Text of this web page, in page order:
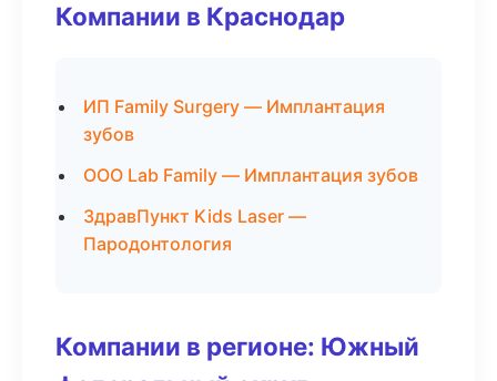
Компании в Краснодар
ИП Family Surgery — Имплантация
зубов
ООО Lab Family — Имплантация зубов
ЗдравПункт Kids Laser —
Пародонтология
Компании в регионе: Южный